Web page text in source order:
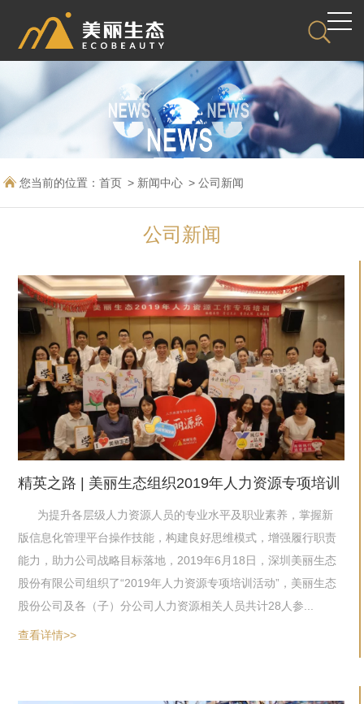
您当前的位置：首页 新闻中心 公司新闻
公司新闻
精英之路 | 美丽生态组织2019年人力资源专项培训
为提升各层级人力资源人员的专业水平及职业素养，掌握新
版信息化管理平台操作技能，构建良好思维模式，增强履行职责
能力，助力公司战略目标落地，2019年6月18日，深圳美丽生态
股份有限公司组织了“2019年人力资源专项培训活动”，美丽生态
股份公司及各（子）分公司人力资源相关人员共计28人参...
查看详情>>